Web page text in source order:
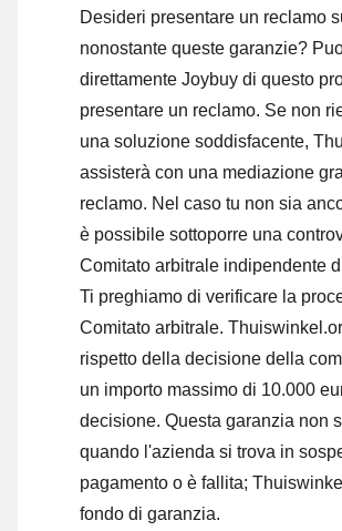
Desideri presentare un reclamo
nonostante queste garanzie?
direttamente Joybuy di questo
presentare un reclamo. Se non
una soluzione soddisfacente,
assisterà con una mediazione
reclamo. Nel caso tu non sia
è possibile sottoporre una
Comitato arbitrale indipendente
Ti preghiamo di verificare la
Comitato arbitrale.
rispetto della decisione della
un importo massimo di 10.000
decisione. Questa garanzia non
quando l'azienda si trova in
pagamento o è fallita;
fondo di garanzia.